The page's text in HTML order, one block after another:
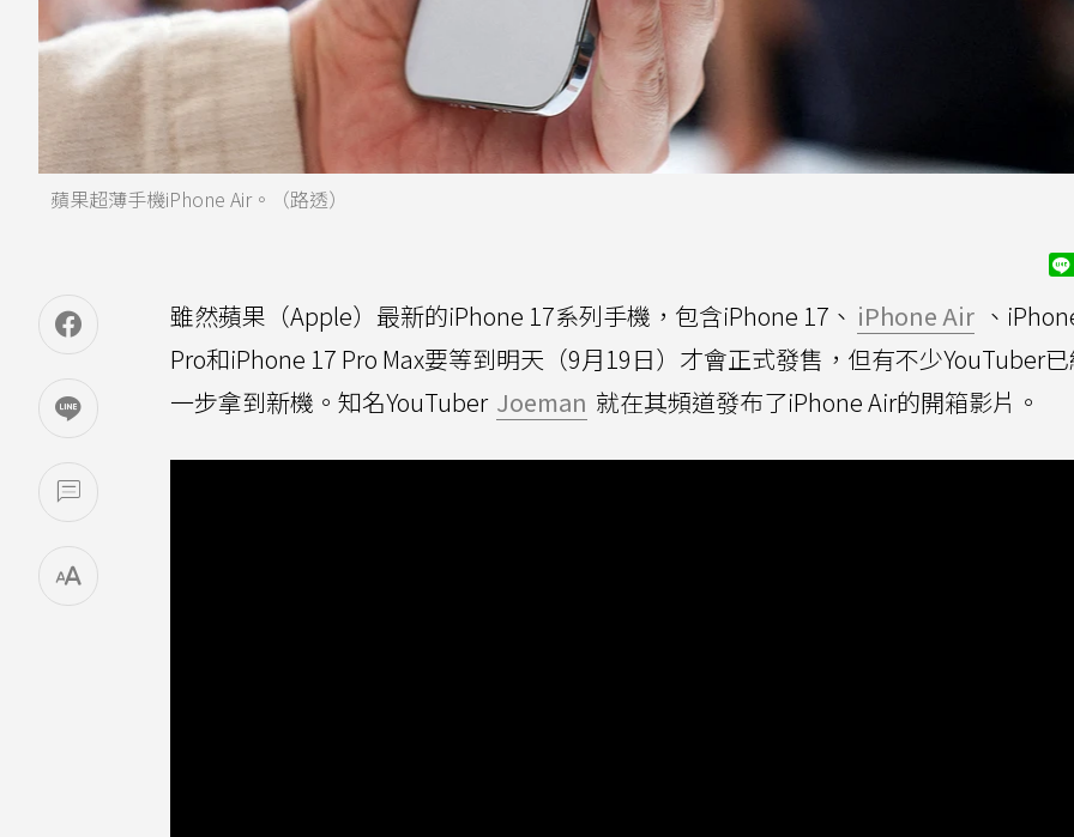
蘋果超薄手機iPhone Air。（路透）
雖然蘋果（Apple）最新的iPhone 17系列手機，包含iPhone 17、 iPhone Air 、
Pro和iPhone 17 Pro Max要等到明天（9月19日）才會正式發售，但有不少YouTuber
一步拿到新機。知名YouTuber Joeman 就在其頻道發布了iPhone Air的開箱影片。